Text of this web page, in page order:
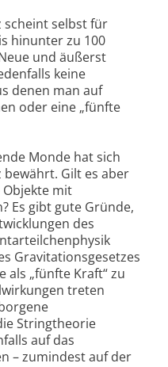
scheint selbst für
hinunter zu 100
und äußerst
keine
denen man auf
oder eine „fünfte
Monde hat sich
Gilt es aber
mit
Es gibt gute Gründe,
des
Gravitationsgesetzes
als „fünfte Kraft“ zu
treten
Stringtheorie
auf das
– zumindest auf der